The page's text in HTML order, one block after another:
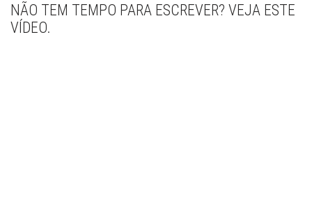
NÃO TEM TEMPO PARA ESCREVER? VEJA ESTE
VÍDEO.